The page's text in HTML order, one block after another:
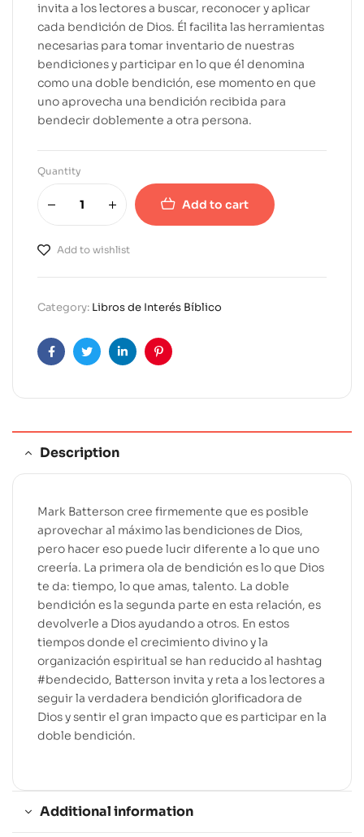
invita a los lectores a buscar, reconocer y aplicar
cada bendición de Dios. Él facilita las herramientas
necesarias para tomar inventario de nuestras
bendiciones y participar en lo que él denomina
como una doble bendición, ese momento en que
uno aprovecha una bendición recibida para
bendecir doblemente a otra persona.
Quantity
Add to cart
Add to wishlist
A
l
e
n
t
:
Category: Libros de Interés Bíblico
FacebookTwitterLinkedinPinterest
Description
Mark Batterson cree firmemente que es posible
aprovechar al máximo las bendiciones de Dios,
pero hacer eso puede lucir diferente a lo que uno
creería. La primera ola de bendición es lo que Dios
te da: tiempo, lo que amas, talento. La doble
bendición es la segunda parte en esta relación, es
devolverle a Dios ayudando a otros. En estos
tiempos donde el crecimiento divino y la
organización espiritual se han reducido al hashtag
#bendecido, Batterson invita y reta a los lectores a
seguir la verdadera bendición glorificadora de
Dios y sentir el gran impacto que es participar en la
doble bendición.
Additional information